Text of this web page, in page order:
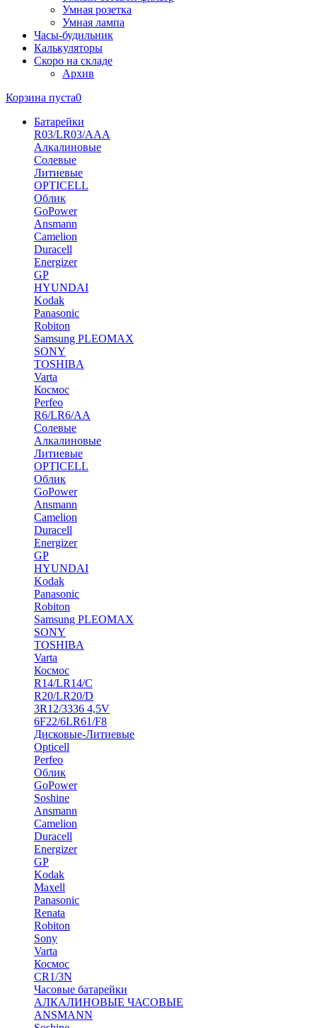
Умная розетка
Умная лампа
Часы-будильник
Калькуляторы
Скоро на складе
Архив
Корзина пуста0
Батарейки
R03/LR03/AAA
Алкалиновые
Солевые
Литиевые
OPTICELL
Облик
GoPower
Ansmann
Camelion
Duracell
Energizer
GP
HYUNDAI
Kodak
Panasonic
Robiton
Samsung PLEOMAX
SONY
TOSHIBA
Varta
Космос
Perfeo
R6/LR6/AA
Солевые
Алкалиновые
Литиевые
OPTICELL
Облик
GoPower
Ansmann
Camelion
Duracell
Energizer
GP
HYUNDAI
Kodak
Panasonic
Robiton
Samsung PLEOMAX
SONY
TOSHIBA
Varta
Космос
R14/LR14/C
R20/LR20/D
3R12/3336 4,5V
6F22/6LR61/F8
Дисковые-Литиевые
Opticell
Perfeo
Облик
GoPower
Soshine
Ansmann
Camelion
Duracell
Energizer
GP
Kodak
Maxell
Panasonic
Renata
Robiton
Sony
Varta
Космос
CR1/3N
Часовые батарейки
АЛКАЛИНОВЫЕ ЧАСОВЫЕ
ANSMANN